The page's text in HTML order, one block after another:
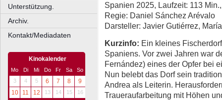
Unterstützung.
Archiv.
Kontakt/Mediadaten
Kinokalender
Mo Di Mi Do Fr Sa
So
3
4 5 6 7 8
9
10
11 12 13 14 15 16
Spanien 2025, Laufzeit: 113
Regie: Daniel Sánchez Arévalo
Darsteller: Javier Gutiérrez,
Kurzinfo: Ein kleines
Spaniens. Vor zwei Jahren war
Fernández) eines der Opfer bei
Nun belebt das Dorf sein
Andrea als Leiterin.
Traueraufarbeitung mit Höhen